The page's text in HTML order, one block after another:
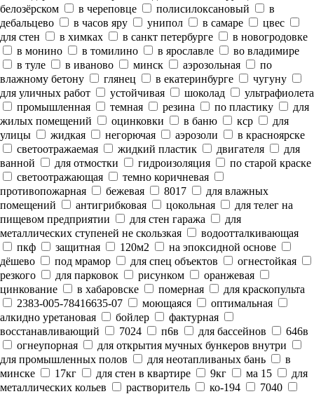
белозёрском
в череповце полисилоксановый
в
дебальцево
в часов яру унипол в самаре
цвес
для стен
в химках в санкт петербурге
в новогродовке
в монино
в томилино в ярославле
во владимире
в туле
в иваново минск аэрозольная
по
влажному бетону
глянец в екатеринбурге
чугуну
для уличных работ
устойчивая шоколад
ультрафиолета
промышленная
темная резина по пластику
для
жилых помещений
оцинковки в баню кср
для
улицы
жидкая негорючая аэрозоли
в красноярске
светоотражаемая
жидкий пластик двигателя
для
ванной
для отмостки гидроизоляция
по старой краске
светоотражающая
темно коричневая
противопожарная
бежевая 8017
для влажных
помещений
антигрибковая цокольная
для телег на
пищевом предприятии
для стен гаража
для
металлических ступеней не скользкая
водоотталкивающая
пкф
защитная 120м2
на эпоксидной основе
дёшево
под мрамор для спец объектов
огнестойкая
резкого
для парковок рисунком
оранжевая
цинкование
в хабаровске померная
для краскопульта
2383-005-78416635-07
моющаяся
оптимальная
алкидно уретановая
бойлер
фактурная
восстанавливающий
7024 п6в для бассейнов
646в
огнеупорная
для открытия мучных бункеров внутри
для промышленных полов
для неотапливаных бань
в
минске
17кг для стен в квартире 9кг ма 15
для
металлических кольев
растворитель ко-194
7040